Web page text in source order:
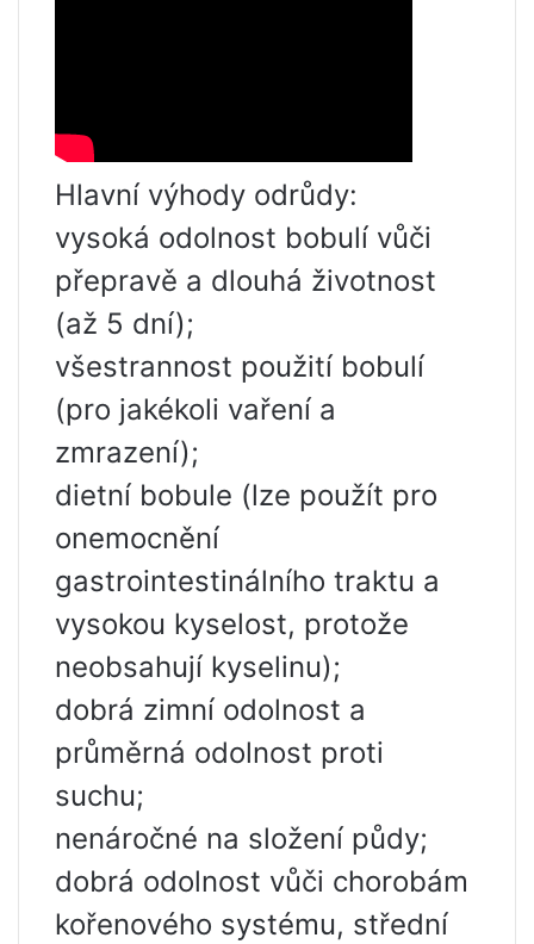
Hlavní výhody odrůdy:
vysoká odolnost bobulí vůči
přepravě a dlouhá životnost
(až 5 dní);
všestrannost použití bobulí
(pro jakékoli vaření a
zmrazení);
dietní bobule (lze použít pro
onemocnění
gastrointestinálního traktu a
vysokou kyselost, protože
neobsahují kyselinu);
dobrá zimní odolnost a
průměrná odolnost proti
suchu;
nenáročné na složení půdy;
dobrá odolnost vůči chorobám
kořenového systému, střední